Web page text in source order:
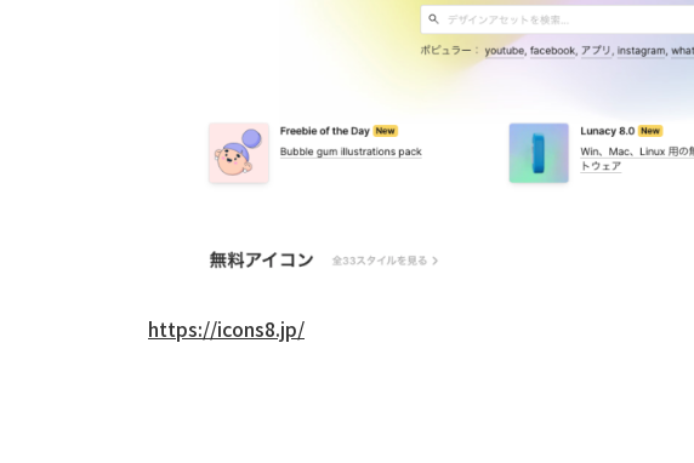
https://icons8.jp/